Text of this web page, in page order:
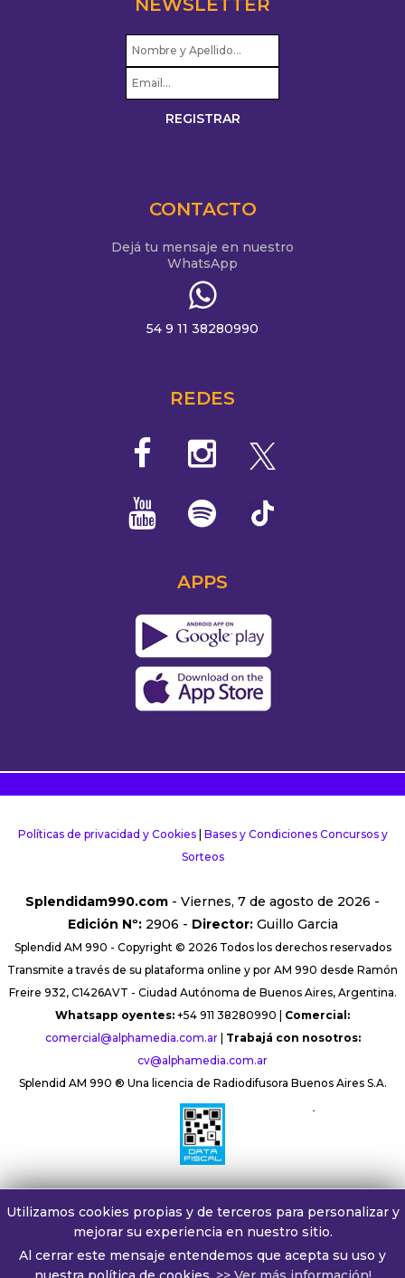
CONTACTO
Dejá tu mensaje en nuestro
WhatsApp
54 9 11 38280990
REDES
APPS
Políticas de privacidad y Cookies| Bases y Condiciones Concursos y
Sorteos
Splendidam990.com - Viernes, 7 de agosto de 2026 -
Edición Nº:2906 - Director:Guillo Garcia
Splendid AM 990 - Copyright © 2026 Todos los derechos reservados
Transmite a través de su plataforma online y por AM 990 desde Ramón
Freire 932, C1426AVT - Ciudad Autónoma de Buenos Aires, Argentina.
Whatsapp oyentes: +54 911 38280990 | Comercial:
comercial@alphamedia.com.ar| Trabajá con nosotros:
cv@alphamedia.com.ar
Splendid AM 990 ® Una licencia de Radiodifusora Buenos Aires S.A.
´
Utilizamos cookies propias y de terceros para personalizar y
mejorar su experiencia en nuestro sitio.
Al cerrar este mensaje entendemos que acepta su uso y